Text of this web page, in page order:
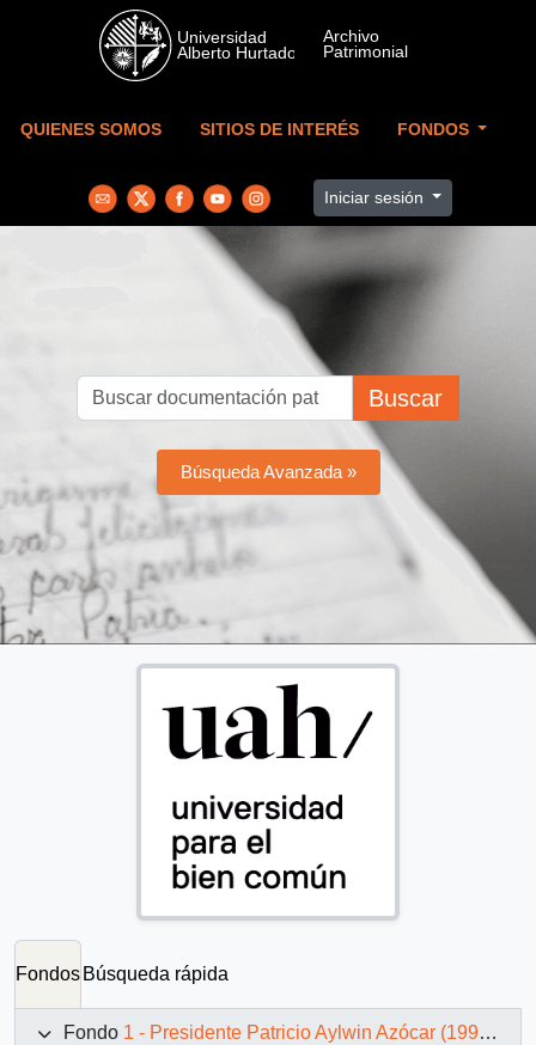
Skip to main content
QUIENES SOMOS SITIOS DE INTERÉS FONDOS
Iniciar sesión
Buscar
Búsqueda Avanzada »
Fondos Búsqueda rápida
Fondo 1 - Presidente Patricio Aylwin Azócar (1990-1994)